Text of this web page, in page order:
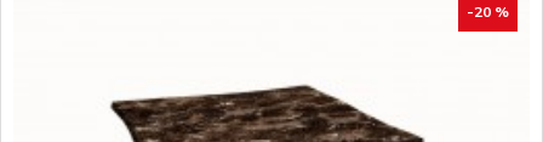
İNDIRIM